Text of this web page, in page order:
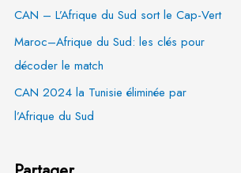
CAN – L’Afrique du Sud sort le Cap-Vert
Maroc–Afrique du Sud: les clés pour
décoder le match
CAN 2024 la Tunisie éliminée par
l’Afrique du Sud